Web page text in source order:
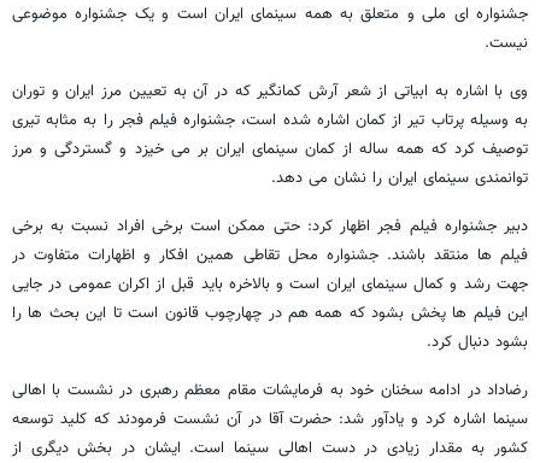
جشنواره ای ملی و متعلق به همه سینمای ایران است و یک جشنواره موضوعی
نیست.
وی با اشاره به ابیاتی از شعر آرش کمانگیر که در آن به تعیین مرز ایران و توران
به وسیله پرتاب تیر از کمان اشاره شده است، جشنواره فیلم فجر را به مثابه تیری
توصیف کرد که همه ساله از کمان سینمای ایران بر می خیزد و گستردگی و مرز
توانمندی سینمای ایران را نشان می دهد.
دبیر جشنواره فیلم فجر اظهار کرد: حتی ممکن است برخی افراد نسبت به برخی
فیلم ها منتقد باشند. جشنواره محل تقاطی همین افکار و اظهارات متفاوت در
جهت رشد و کمال سینمای ایران است و بالاخره باید قبل از اکران عمومی در جایی
این فیلم ها پخش بشود که همه هم در چهارچوب قانون است تا این بحث ها را
بشود دنبال کرد.
رضاداد در ادامه سخنان خود به فرمایشات مقام معظم رهبری در نشست با اهالی
سینما اشاره کرد و یادآور شد: حضرت آقا در آن نشست فرمودند که کلید توسعه
کشور به مقدار زیادی در دست اهالی سینما است. ایشان در بخش دیگری از